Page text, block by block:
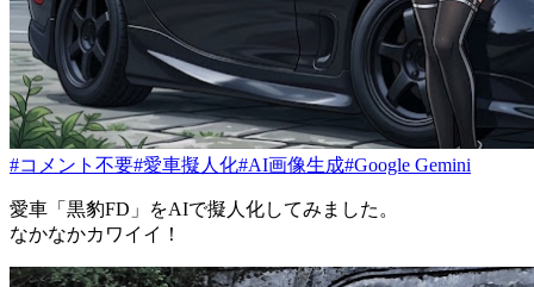
#コメント不要#愛車擬人化#AI画像生成#Google Gemini
愛車「黒豹FD」をAIで擬人化してみました。
なかなかカワイイ！